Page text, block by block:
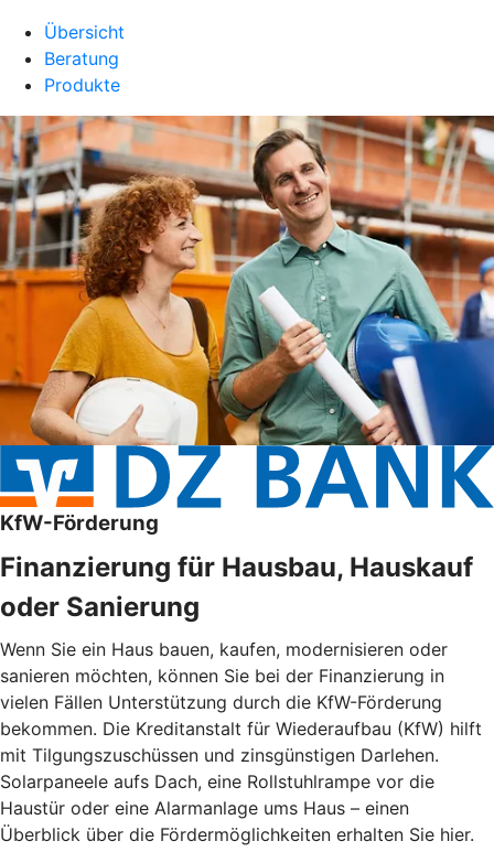
Übersicht
Beratung
Produkte
KfW-Förderung
Finanzierung für Hausbau, Hauskauf
oder Sanierung
Wenn Sie ein Haus bauen, kaufen, modernisieren oder
sanieren möchten, können Sie bei der Finanzierung in
vielen Fällen Unterstützung durch die KfW-Förderung
bekommen. Die Kreditanstalt für Wiederaufbau (KfW) hilft
mit Tilgungszuschüssen und zinsgünstigen Darlehen.
Solarpaneele aufs Dach, eine Rollstuhlrampe vor die
Haustür oder eine Alarmanlage ums Haus – einen
Überblick über die Fördermöglichkeiten erhalten Sie hier.